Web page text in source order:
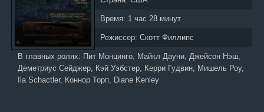
Время: 1 час 28 минут
Режиссер: Скотт Филлипс
В главных ролях: Пит Монцинго, Майкл Дауни, Джейсон Нэш,
Деметриус Сейджер, Кэй Уэбстер, Керри Гудвин, Мишель Роу,
Ila Schactler, Коннор Торп, Diane Kenley